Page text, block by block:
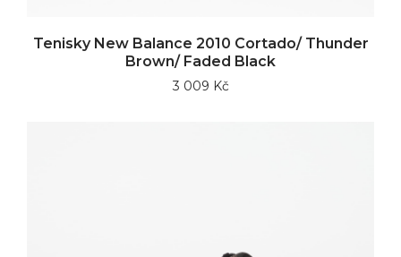
Tenisky New Balance 2010 Cortado/ Thunder
Brown/ Faded Black
3 009 Kč